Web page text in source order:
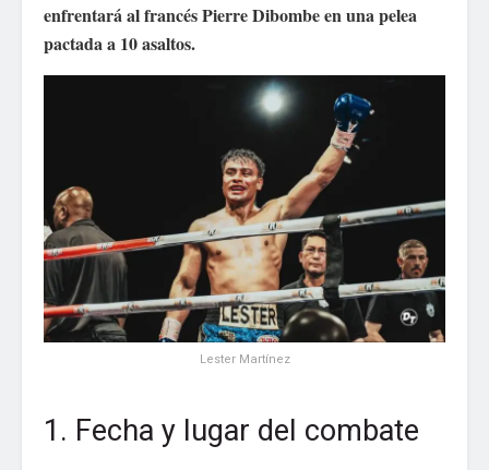
enfrentará al francés Pierre Dibombe en una pelea
pactada a 10 asaltos.
Lester Martínez
1. Fecha y lugar del combate